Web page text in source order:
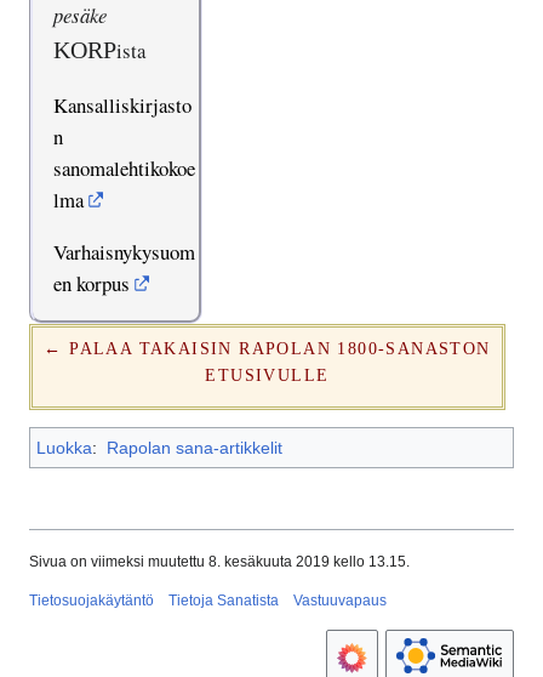
pesäke
KORPista
Kansalliskirjasto
n
sanomalehtikokoe
lma
Varhaisnykysuom
en korpus
← PALAA TAKAISIN RAPOLAN 1800-SANASTON
ETUSIVULLE
Luokka: Rapolan sana-artikkelit
Sivua on viimeksi muutettu 8. kesäkuuta 2019 kello 13.15.
Tietosuojakäytäntö Tietoja Sanatista Vastuuvapaus